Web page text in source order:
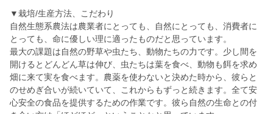
▼栽培/生産方法、こだわり
自然生態系農法は農業者にとっても、自然にとっても、消費者に
とっても、命に優しい理に適ったものだと思っています。
最大の課題は自然の野草や虫たち、動物たちの力です。少し間を
開けるとどんどん草は伸び、虫たちは葉を食べ、動物も餌を求め
畑に来て実を食べます。農薬を使わないと決めた時から、彼らと
のせめぎ合いが続いていて、これからもずっと続きます。全て安
心安全の食品を提供するための作業です。彼ら自然の生命との付